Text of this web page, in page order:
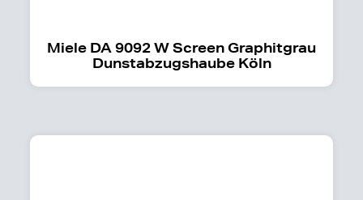
Miele DA 9092 W Screen Graphitgrau
Dunstabzugshaube Köln